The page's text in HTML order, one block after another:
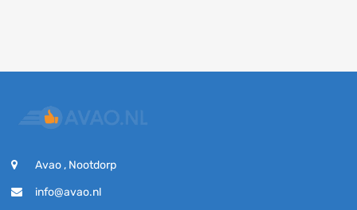
Avao , Nootdorp
info@avao.nl